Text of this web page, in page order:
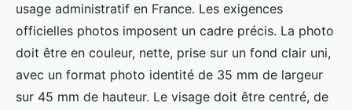
usage administratif en France. Les exigences
officielles photos imposent un cadre précis. La photo
doit être en couleur, nette, prise sur un fond clair uni,
avec un format photo identité de 35 mm de largeur
sur 45 mm de hauteur. Le visage doit être centré, de